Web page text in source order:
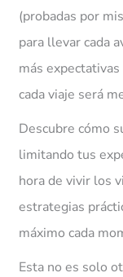
(probadas por
para llevar cada
más
cada viaje será
Descubre cómo
limitando tus
hora de vivir los
estrategias
máximo cada
Esta no es solo